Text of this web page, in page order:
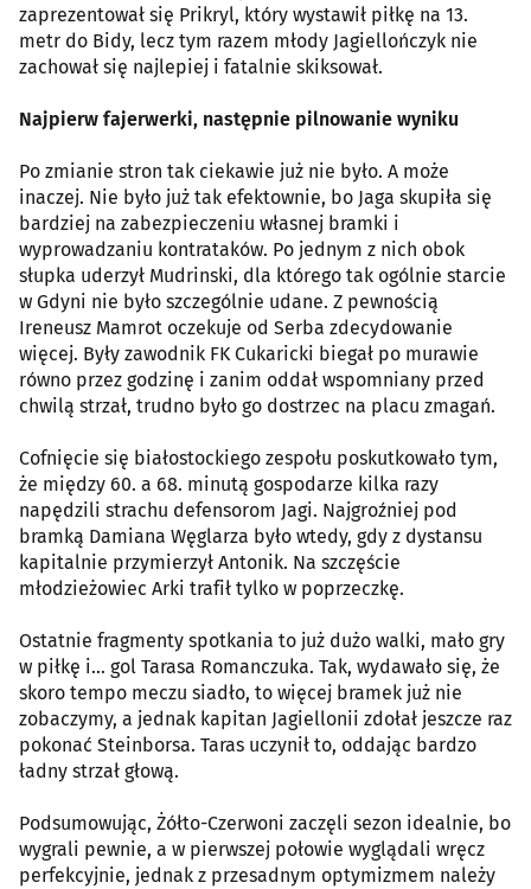
zaprezentował się Prikryl, który wystawił piłkę na 13.
metr do Bidy, lecz tym razem młody Jagiellończyk nie
zachował się najlepiej i fatalnie skiksował.
Najpierw fajerwerki, następnie pilnowanie wyniku
Po zmianie stron tak ciekawie już nie było. A może
inaczej. Nie było już tak efektownie, bo Jaga skupiła się
bardziej na zabezpieczeniu własnej bramki i
wyprowadzaniu kontrataków. Po jednym z nich obok
słupka uderzył Mudrinski, dla którego tak ogólnie starcie
w Gdyni nie było szczególnie udane. Z pewnością
Ireneusz Mamrot oczekuje od Serba zdecydowanie
więcej. Były zawodnik FK Cukaricki biegał po murawie
równo przez godzinę i zanim oddał wspomniany przed
chwilą strzał, trudno było go dostrzec na placu zmagań.
Cofnięcie się białostockiego zespołu poskutkowało tym,
że między 60. a 68. minutą gospodarze kilka razy
napędzili strachu defensorom Jagi. Najgroźniej pod
bramką Damiana Węglarza było wtedy, gdy z dystansu
kapitalnie przymierzył Antonik. Na szczęście
młodzieżowiec Arki trafił tylko w poprzeczkę.
Ostatnie fragmenty spotkania to już dużo walki, mało gry
w piłkę i… gol Tarasa Romanczuka. Tak, wydawało się, że
skoro tempo meczu siadło, to więcej bramek już nie
zobaczymy, a jednak kapitan Jagiellonii zdołał jeszcze raz
pokonać Steinborsa. Taras uczynił to, oddając bardzo
ładny strzał głową.
Podsumowując, Żółto-Czerwoni zaczęli sezon idealnie, bo
wygrali pewnie, a w pierwszej połowie wyglądali wręcz
perfekcyjnie, jednak z przesadnym optymizmem należy